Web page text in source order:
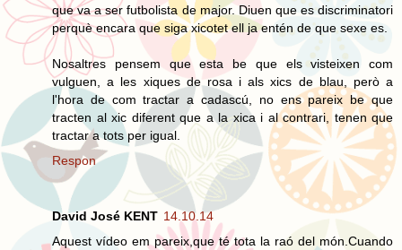
que va a ser futbolista de major. Diuen que es discriminatori
perquè encara que siga xicotet ell ja entén de que sexe es.
Nosaltres pensem que esta be que els visteixen com
vulguen, a les xiques de rosa i als xics de blau, però a
l'hora de com tractar a cadascú, no ens pareix be que
tracten al xic diferent que a la xica i al contrari, tenen que
tractar a tots per igual.
Respon
David José KENT 14.10.14
Aquest vídeo em pareix,que té tota la raó del món.Cuando